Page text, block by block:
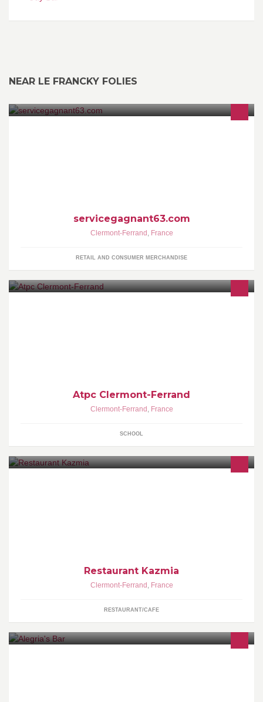
NEAR LE FRANCKY FOLIES
servicegagnant63.com
Clermont-Ferrand , France
RETAIL AND CONSUMER MERCHANDISE
Atpc Clermont-Ferrand
Clermont-Ferrand , France
SCHOOL
Restaurant Kazmia
Clermont-Ferrand , France
RESTAURANT/CAFE